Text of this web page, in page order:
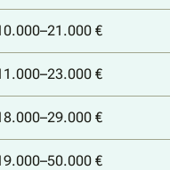
€
€
€
€